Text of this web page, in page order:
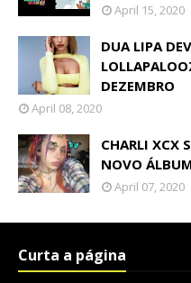
April 15, 2020
DUA LIPA
DEZEMBRO
April 08, 2020
CHARLI XCX
NOVO
April 07, 2020
Curta a página